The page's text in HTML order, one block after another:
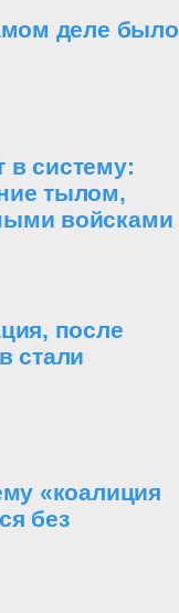
деле было
в систему:
тылом,
войсками
после
стали
«коалиция
без